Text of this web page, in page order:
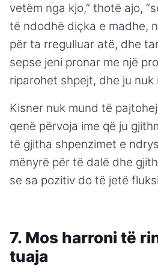
vetëm nga kjo,” thotë ajo,
të ndodhë diçka e madhe,
për ta rregulluar atë, dhe
sepse jeni pronar me një
riparohet shpejt, dhe ju nuk
Kisner nuk mund të pajtohej
qenë përvoja ime që ju
të gjitha shpenzimet e
mënyrë për të dalë dhe
se sa pozitiv do të jetë
7. Mos harroni të
tuaja